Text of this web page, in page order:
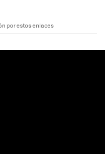
por estos enlaces